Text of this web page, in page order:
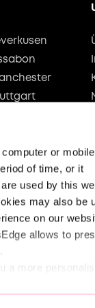
or
of time, or it
used by this
may also be
on our
allows to
a more
Erklärung zum